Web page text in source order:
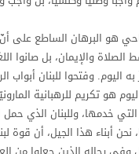
هو البرهان الساطع على
والإيمان، بل صانوا
اليوم. وفتحوا للبنان أبواب
هو تكريم للرهبانية
التي خدمها، وللبنان الذي
نحن أبناء هذا الجيل، أن قوة